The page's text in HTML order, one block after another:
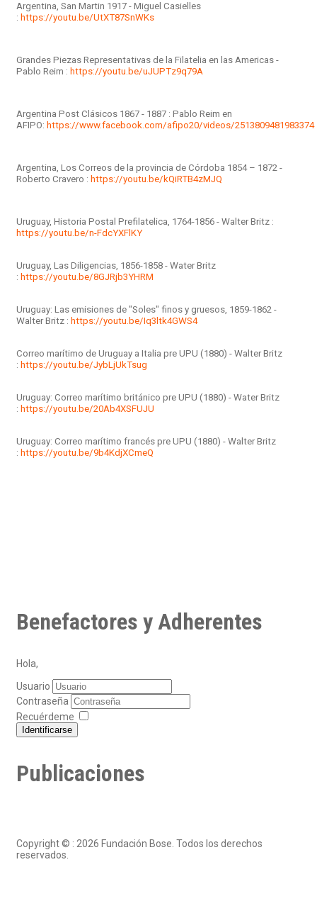
Argentina, San Martin 1917 - Miguel Casielles
: https://youtu.be/UtXT87SnWKs
Grandes Piezas Representativas de la Filatelia en las Americas -
Pablo Reim : https://youtu.be/uJUPTz9q79A
Argentina Post Clásicos 1867 - 1887 : Pablo Reim en
AFIPO: https://www.facebook.com/afipo20/videos/2513809481983374
Argentina, Los Correos de la provincia de Córdoba 1854 – 1872 -
Roberto Cravero : https://youtu.be/kQiRTB4zMJQ
Uruguay, Historia Postal Prefilatelica, 1764-1856 - Walter Britz :
https://youtu.be/n-FdcYXFlKY
Uruguay, Las Diligencias, 1856-1858 - Water Britz
: https://youtu.be/8GJRjb3YHRM
Uruguay: Las emisiones de "Soles" finos y gruesos, 1859-1862 -
Walter Britz : https://youtu.be/Iq3ltk4GWS4
Correo marítimo de Uruguay a Italia pre UPU (1880) - Walter Britz
: https://youtu.be/JybLjUkTsug
Uruguay: Correo marítimo británico pre UPU (1880) - Water Britz
: https://youtu.be/20Ab4XSFUJU
Uruguay: Correo marítimo francés pre UPU (1880) - Walter Britz
: https://youtu.be/9b4KdjXCmeQ
Benefactores y Adherentes
Hola,
Usuario
Contraseña
Recuérdeme
Identificarse
Publicaciones
Copyright © : 2026 Fundación Bose. Todos los derechos
reservados.